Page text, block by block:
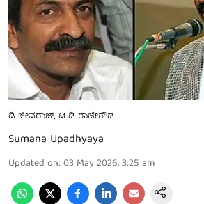
ಡಿ ಜೀವರಾಜ್, ಟಿ ಡಿ ರಾಜೇಗೌಡ
Sumana Upadhyaya
Updated on: 03 May 2026, 3:25 am